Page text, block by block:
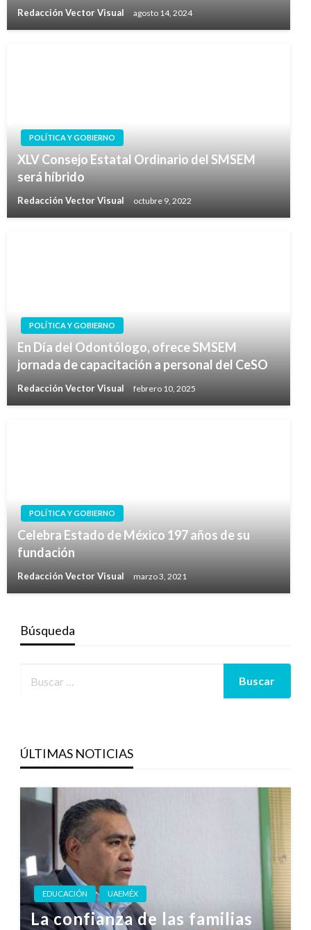
Redacción Vector Visual agosto 14, 2024
POLÍTICA Y GOBIERNO
XLV Consejo Estatal Ordinario del SMSEM
será híbrido
Redacción Vector Visual octubre 9, 2022
POLÍTICA Y GOBIERNO
En Día del Odontólogo, ofrece SMSEM
jornada de capacitación a personal del CeSO
Redacción Vector Visual febrero 10, 2025
POLÍTICA Y GOBIERNO
Celebra Estado de México 197 años de su
fundación
Redacción Vector Visual marzo 3, 2021
Búsqueda
ÚLTIMAS NOTICIAS
EDUCACIÓN UAEMÉX
La confianza de las familias